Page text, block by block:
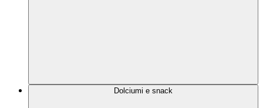
Dolciumi e snack